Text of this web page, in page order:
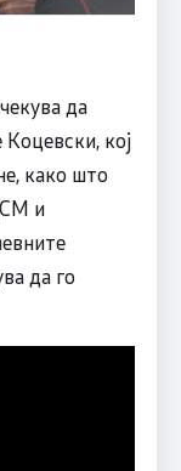
да
Коцевски, кој
како што
и
да го